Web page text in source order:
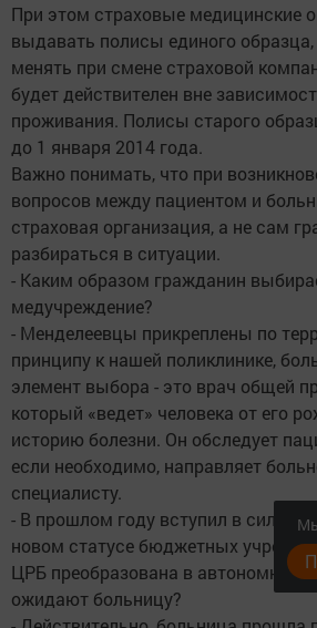
При этом страховые медицинские
выдавать полисы единого
менять при смене страховой
будет действителен вне
проживания. Полисы старого
до 1 января 2014 года.
Важно понимать, что при
вопросов между пациентом и
страховая организация, а не сам
разбираться в ситуации.
- Каким образом гражданин
медучреждение?
- Менделеевцы прикреплены по
принципу к нашей поликлинике,
элемент выбора - это врач общей
который «ведет» человека от его
историю болезни. Он обследует
если необходимо, направляет
специалисту.
- В прошлом году вступил в силу
новом статусе бюджетных
ЦРБ преобразована в автономное.
ожидают больницу?